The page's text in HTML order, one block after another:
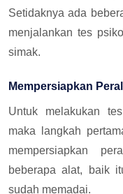
Setidaknya ada
menjalankan tes
simak.
Mempersiapkan
Untuk melakukan
maka langkah
mempersiapkan
beberapa alat, baik
sudah memadai.